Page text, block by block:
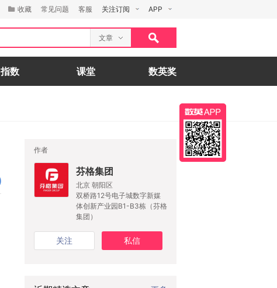
收藏 常见问题 客服 关注订阅 APP
文章
指数 课堂 数英奖
作者
芬格集团
北京 朝阳区
双桥路12号电子城数字新媒
体创新产业园B1-B3栋（芬格
集团）
关注 私信